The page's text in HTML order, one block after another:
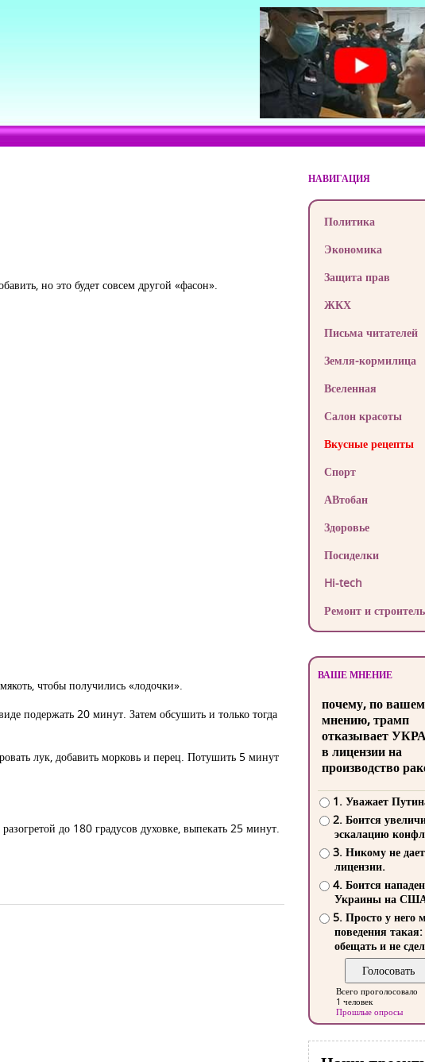
но это будет совсем другой «фасон».
чтобы получились «лодочки».
подержать 20 минут. Затем обсушить и только тогда
лук, добавить морковь и перец. Потушить 5 минут
до 180 градусов духовке, выпекать 25 минут.
НАВИГАЦИЯ
Политика
Экономика
Защита прав
ЖКХ
Письма читателей
Земля-кормилица
Вселенная
Салон красоты
Вкусные рецепты
Спорт
АВтобан
Здоровье
Посиделки
Hi-tech
Ремонт и
ВАШЕ МНЕНИЕ
почему, по
мнению, трамп
отказывает
в лицензии на
производство
1. Уважает
2. Боится
эскалацию
3. Никому не
лицензии.
4. Боится
Украины на
5. Просто у него
поведения такая:
обещать и не
Всего проголосовало
1 человек
Прошлые опросы